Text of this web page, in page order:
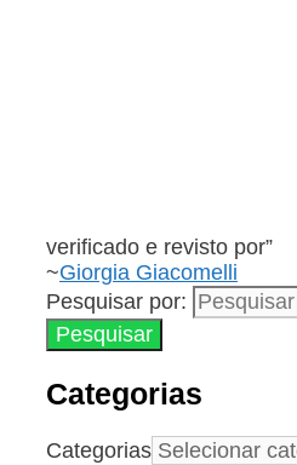
verificado e revisto por”
~Giorgia Giacomelli
Pesquisar por:
Categorias
Categorias